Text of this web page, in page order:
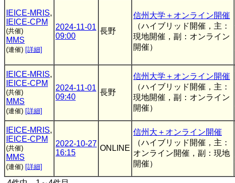
IEICE-MRIS,
IEICE-CPM
(共催)
MMS
(連催) [詳細]
2024-11-01
09:00
長野
信州大学＋オンライン開催
（ハイブリッド開催，主：
現地開催，副：オンライン
開催）
IEICE-MRIS,
IEICE-CPM
(共催)
MMS
(連催) [詳細]
2024-11-01
09:40
長野
信州大学＋オンライン開催
（ハイブリッド開催，主：
現地開催，副：オンライン
開催）
IEICE-MRIS,
IEICE-CPM
(共催)
MMS
(連催) [詳細]
2022-10-27
16:15
ONLINE
信州大＋オンライン開催
（ハイブリッド開催，主：
オンライン開催，副：現地
開催）